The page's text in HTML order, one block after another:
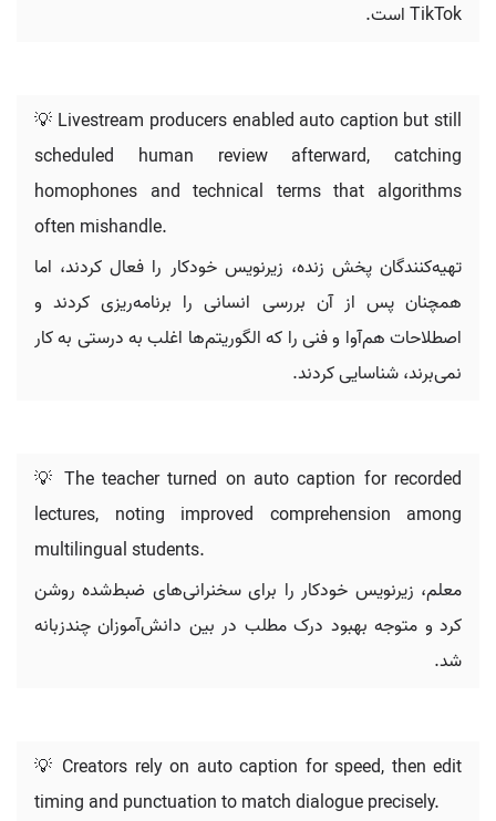
TikTok است.
💡 Livestream producers enabled auto caption but still
scheduled human review afterward, catching
homophones and technical terms that algorithms
often mishandle.
تهیه‌کنندگان پخش زنده، زیرنویس خودکار را فعال کردند، اما
همچنان پس از آن بررسی انسانی را برنامه‌ریزی کردند و
اصطلاحات هم‌آوا و فنی را که الگوریتم‌ها اغلب به درستی به کار
نمی‌برند، شناسایی کردند.
💡 The teacher turned on auto caption for recorded
lectures, noting improved comprehension among
multilingual students.
معلم، زیرنویس خودکار را برای سخنرانی‌های ضبط‌شده روشن
کرد و متوجه بهبود درک مطلب در بین دانش‌آموزان چندزبانه
شد.
💡 Creators rely on auto caption for speed, then edit
timing and punctuation to match dialogue precisely.